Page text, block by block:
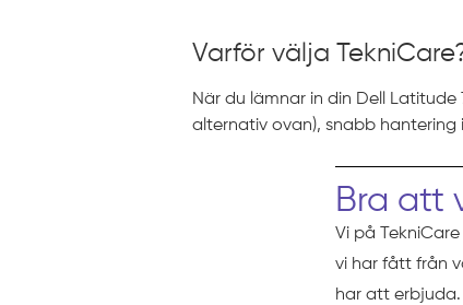
Varför välja
När du lämnar in din Dell
alternativ ovan), snabb hantering
Bra att
Vi på
vi har fått från
har att